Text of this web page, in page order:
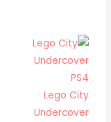
Lego City
Undercover